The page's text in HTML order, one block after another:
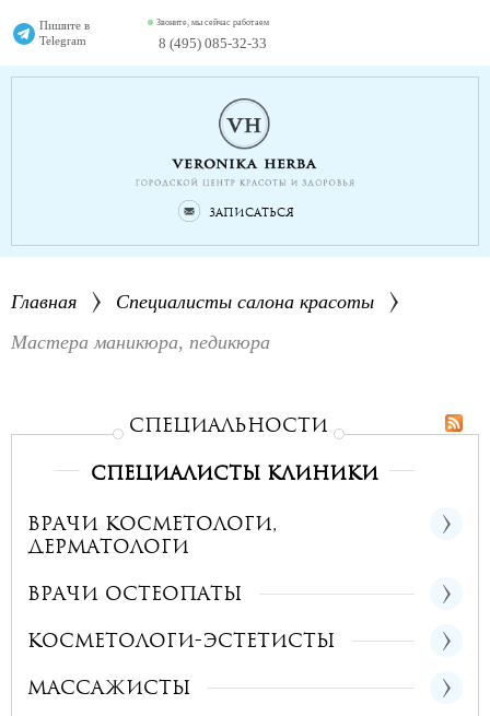
Пишите в
Telegram
Звоните, мы сейчас работаем
8 (495) 085-32-33
Записаться
Главная
Специалисты салона красоты
Мастера маникюра, педикюра
СПЕциальности
Специалисты клиники
Врачи косметологи,
дерматологи
Врачи остеопаты
Косметологи-эстетисты
Массажисты